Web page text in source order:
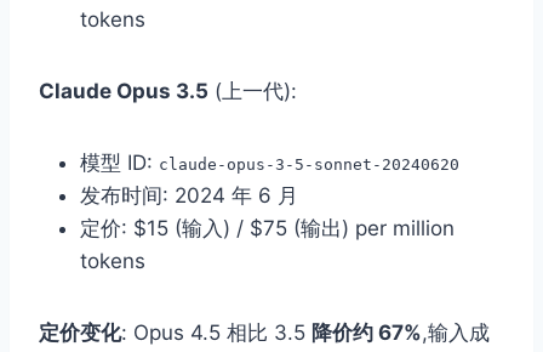
tokens
Claude Opus 3.5 (上一代):
模型 ID: claude-opus-3-5-sonnet-20240620
发布时间: 2024 年 6 月
定价: $15 (输入) / $75 (输出) per million
tokens
定价变化: Opus 4.5 相比 3.5 降价约 67%,输入成